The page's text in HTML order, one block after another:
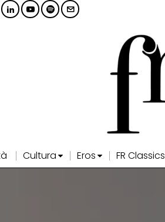
Cultura Eros FR Classics